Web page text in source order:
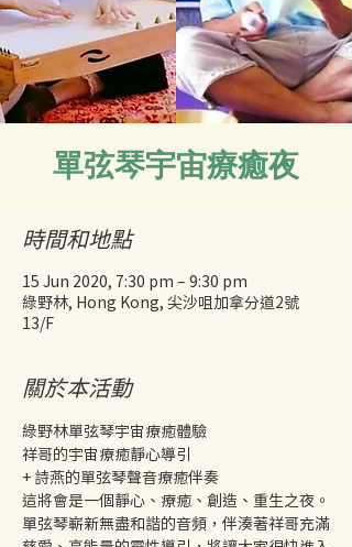
單弦琴宇宙療癒夜
時間和地點
15 Jun 2020, 7:30 pm – 9:30 pm
綠野林, Hong Kong, 尖沙咀加拿分道2號
13/F
關於本活動
綠野林單弦琴宇宙療癒體驗
祥哥的宇宙療癒靜心導引
+ 詩燕的單弦琴聲音療癒伴奏
這將會是一個靜心、療癒、創造、重生之夜。
單弦琴嶄新無盡和諧的音頻，伴湊著祥哥充滿